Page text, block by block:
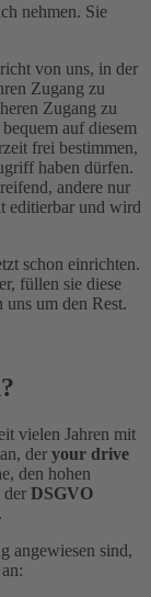
nehmen. Sie
von uns, in der
Zugang zu
Zugang zu
auf diesem
frei bestimmen,
haben dürfen.
andere nur
editierbar und wird
schon einrichten.
füllen sie diese
uns um den Rest.
vielen Jahren mit
der your drive
den hohen
der DSGVO
.
angewiesen sind,